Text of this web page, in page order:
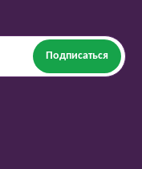
Подписаться